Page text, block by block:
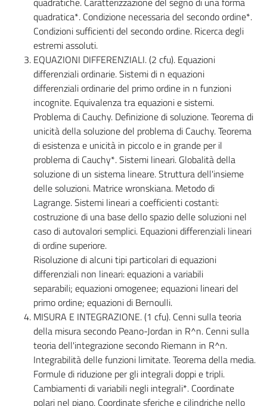
quadratica*. Condizione necessaria del secondo ordine*.
Condizioni sufficienti del secondo ordine. Ricerca degli
estremi assoluti.
EQUAZIONI DIFFERENZIALI. (2 cfu). Equazioni
differenziali ordinarie. Sistemi di n equazioni
differenziali ordinarie del primo ordine in n funzioni
incognite. Equivalenza tra equazioni e sistemi.
Problema di Cauchy. Definizione di soluzione. Teorema di
unicità della soluzione del problema di Cauchy. Teorema
di esistenza e unicità in piccolo e in grande per il
problema di Cauchy*. Sistemi lineari. Globalità della
soluzione di un sistema lineare. Struttura dell'insieme
delle soluzioni. Matrice wronskiana. Metodo di
Lagrange. Sistemi lineari a coefficienti costanti:
costruzione di una base dello spazio delle soluzioni nel
caso di autovalori semplici. Equazioni differenziali lineari
di ordine superiore.
Risoluzione di alcuni tipi particolari di equazioni
differenziali non lineari: equazioni a variabili
separabili; equazioni omogenee; equazioni lineari del
primo ordine; equazioni di Bernoulli.
MISURA E INTEGRAZIONE. (1 cfu). Cenni sulla teoria
della misura secondo Peano-Jordan in R^n. Cenni sulla
teoria dell'integrazione secondo Riemann in R^n.
Integrabilità delle funzioni limitate. Teorema della media.
Formule di riduzione per gli integrali doppi e tripli.
Cambiamenti di variabili negli integrali*. Coordinate
polari nel piano. Coordinate sferiche e cilindriche nello